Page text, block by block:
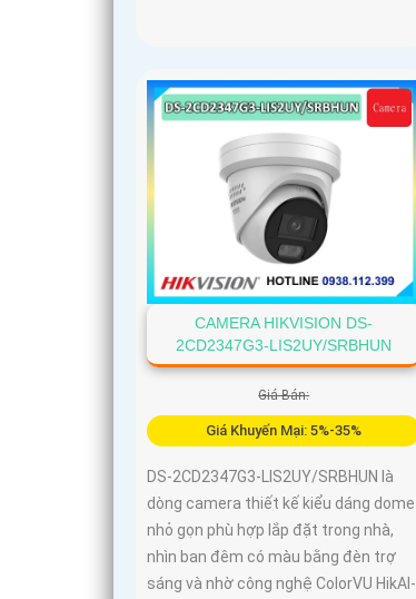
CAMERA HIKVISION DS-
2CD2347G3-LIS2UY/SRBHUN
Giá Bán:
Giá Khuyến Mại: 5%-35%
DS-2CD2347G3-LIS2UY/SRBHUN là
dòng camera thiết kế kiểu dáng dome
nhỏ gọn phù hợp lắp đặt trong nhà,
nhìn ban đêm có màu bằng đèn trợ
sáng và nhờ công nghệ ColorVU HikAI-